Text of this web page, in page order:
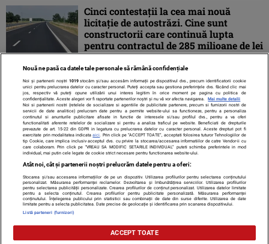
Cinci contestaţii la cea mai nouă
licitaţie de autostrăzi. Cine sunt
constructorii care continuă lupta
pentru contractul de 285 milioane de lei
Contact Despre noi Termeni și condiții
Citarea se poate face în limita a 250 de semne. Nici o instituţie sau persoană
(site-uri, instituţii mass-media, firme de monitorizare) nu poate reproduce
integral scrierile publicistice purtătoare de Drepturi de Autor.
Nouă ne pasă ca datele tale personale să rămână confidențiale
Noi și partenerii noștri 1019stocăm și/sau accesăm informații pe dispozitivul dvs., precum identificatorii cookie
unici pentru prelucrarea datelor cu caracter personal. Puteți accepta sau gestiona preferințele dvs. făcând clic mai
jos, respectiv vă puteți opune utilizării unui interes legitim în orice moment pe pagina cu politica de
confidențialitate. Aceste alegeri vor fi raportate partenerilor noștri și nu vă vor afecta navigarea.
Mai multe detalii
Noi si partenerii nostri (retelele de socializare si agentiile de publicitate partenere, precum si furnizorii nostri de
servicii de date analitice) prelucram date pentru a permite website-ului sa functioneze, pentru a personaliza
continutul si anunturile publicitare afisate in functie de interesele si/sau profilul dvs., pentru a va oferi
functionalitati aferente retelelor de socializare si pentru a analiza traficul pe website. Beneficiati de drepturile
prevazute de art. 15-22 din GDPR in legatura cu prelucrarea datelor cu caracter personal. Aceste drepturi pot fi
exercitate prin modalitatea indicataaici . Prin click pe “ACCEPT TOATE”, acceptati folosirea tuturor Tehnologiilor de
tip Cookie, care implica inclusiv acceptul dvs. cu privire la stocarea/accesarea informatiilor de catre Vendor-ii cu
care colaboram. Prin click pe “VREAU SA MODIFIC SETARILE INDIVIDUAL” puteti schimba preferintele in mod
individual, mai putin cele legate de cookie strict necesare pentru functionarea website-ului.
Atât noi, cât și partenerii noștri prelucrăm datele pentru a oferi:
Stocarea și/sau accesarea informațiilor de pe un dispozitiv. Utilizarea profilurilor pentru selectarea conținutului
personalizat. Măsurarea performanței reclamelor. Dezvoltarea și îmbunătățirea serviciilor. Utilizarea profilurilor
pentru selectarea publicității personalizate. Crearea profilurilor de conținut personalizat. Utilizarea datelor limitate
pentru a selecta conținutul. Crearea profilurilor pentru publicitate personalizată. Măsurarea performanței
conținutului. Înțelegerea publicului prin statistici sau combinații de date din surse diferite. Utilizarea de date
limitate pentru a selecta publicitatea. Date precise de geolocație și identificarea prin scanarea dispozitivului.
Listă parteneri (furnizori)
ACCEPT TOATE